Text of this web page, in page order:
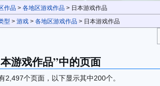
作品 > 各地区游戏作品 > 日本游戏作品
型 > 游戏 > 各地区游戏作品 > 日本游戏作品
游戏作品”中的页面
2,497个页面，以下显示其中200个。